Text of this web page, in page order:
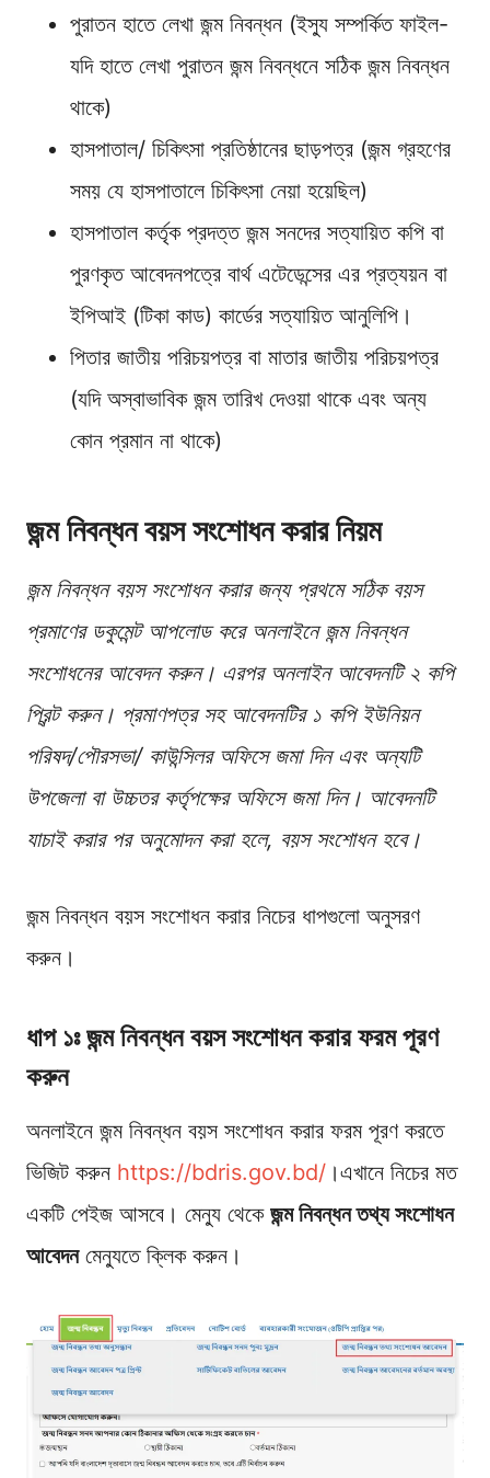
পুরাতন হাতে লেখা জন্ম নিবন্ধন (ইস্যু সম্পর্কিত ফাইল-
যদি হাতে লেখা পুরাতন জন্ম নিবন্ধনে সঠিক জন্ম নিবন্ধন
থাকে)
হাসপাতাল/ চিকিৎসা প্রতিষ্ঠানের ছাড়পত্র (জন্ম গ্রহণের
সময় যে হাসপাতালে চিকিৎসা নেয়া হয়েছিল)
হাসপাতাল কর্তৃক প্রদত্ত জন্ম সনদের সত্যায়িত কপি বা
পুরণকৃত আবেদনপত্রে বার্থ এটেডেন্সের এর প্রত্যয়ন বা
ইপিআই (টিকা কাড) কার্ডের সত্যায়িত আনুলিপি।
পিতার জাতীয় পরিচয়পত্র বা মাতার জাতীয় পরিচয়পত্র
(যদি অস্বাভাবিক জন্ম তারিখ দেওয়া থাকে এবং অন্য
কোন প্রমান না থাকে)
জন্ম নিবন্ধন বয়স সংশোধন করার নিয়ম
জন্ম নিবন্ধন বয়স সংশোধন করার জন্য প্রথমে সঠিক বয়স
প্রমাণের ডকুমেন্ট আপলোড করে অনলাইনে জন্ম নিবন্ধন
সংশোধনের আবেদন করুন। এরপর অনলাইন আবেদনটি ২ কপি
প্রিন্ট করুন। প্রমাণপত্র সহ আবেদনটির ১ কপি ইউনিয়ন
পরিষদ/পৌরসভা/ কাউন্সিলর অফিসে জমা দিন এবং অন্যটি
উপজেলা বা উচ্চতর কর্তৃপক্ষের অফিসে জমা দিন। আবেদনটি
যাচাই করার পর অনুমোদন করা হলে, বয়স সংশোধন হবে।
জন্ম নিবন্ধন বয়স সংশোধন করার নিচের ধাপগুলো অনুসরণ
করুন।
ধাপ ১ঃ জন্ম নিবন্ধন বয়স সংশোধন করার ফরম পূরণ
করুন
অনলাইনে জন্ম নিবন্ধন বয়স সংশোধন করার ফরম পূরণ করতে
ভিজিট করুন https://bdris.gov.bd/ ।এখানে নিচের মত
একটি পেইজ আসবে। মেন্যু থেকে জন্ম নিবন্ধন তথ্য সংশোধন
আবেদনমেন্যুতে ক্লিক করুন।